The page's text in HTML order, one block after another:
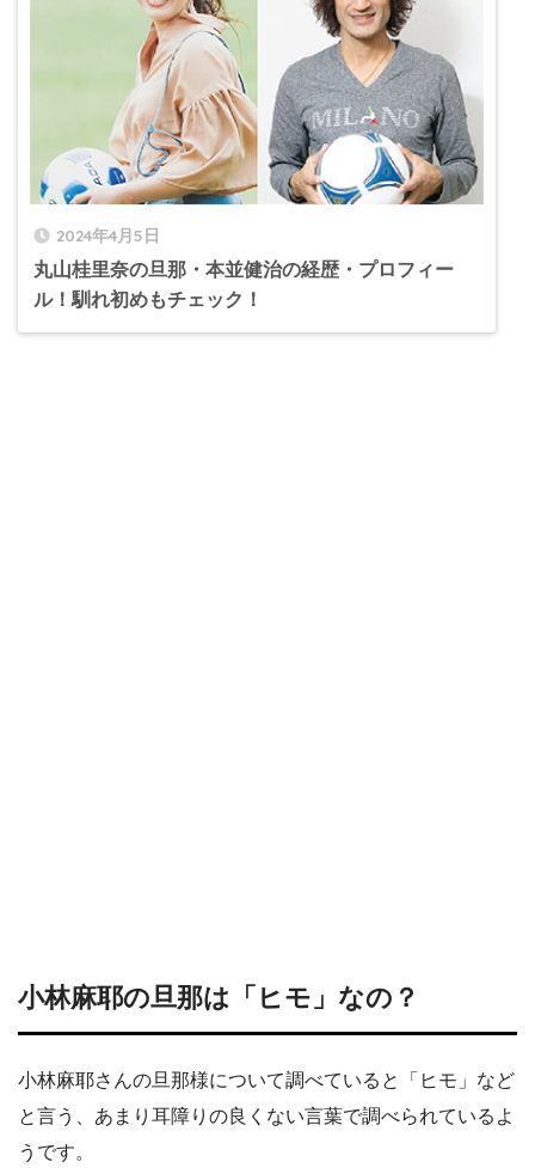
2024年4月5日
丸山桂里奈の旦那・本並健治の経歴・プロフィー
ル！馴れ初めもチェック！
小林麻耶の旦那は「ヒモ」なの？
小林麻耶さんの旦那様について調べていると「ヒモ」など
と言う、あまり耳障りの良くない言葉で調べられているよ
うです。